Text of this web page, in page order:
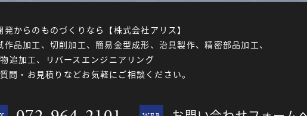
発からのものづくりなら 【株式会社アリス】
品加工、切削加工、簡易金型成形、治具製作、精密部品加工、
追加工、リバースエンジニアリング
問・お見積りなどお気軽にご相談ください。